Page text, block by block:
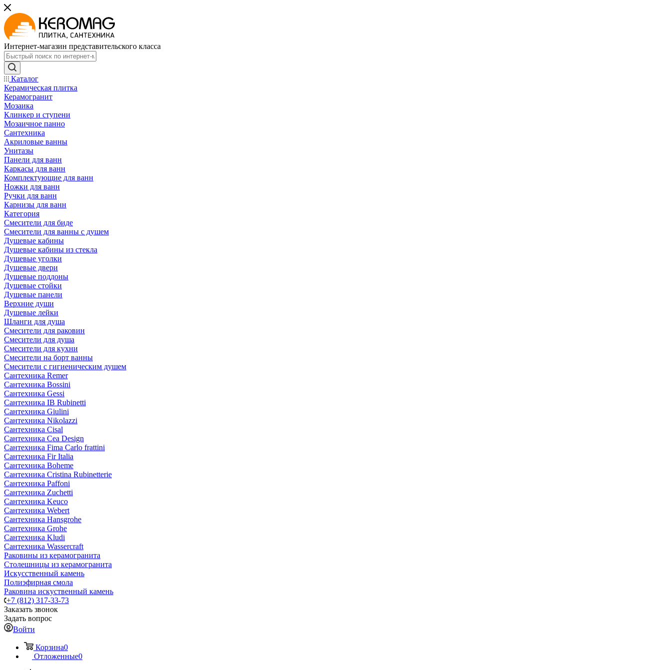
Интернет-магазин представительского класса
Каталог
Керамическая плитка
Керамогранит
Мозаика
Клинкер и ступени
Мозаичное панно
Сантехника
Акриловые ванны
Унитазы
Панели для ванн
Каркасы для ванн
Комплектующие для ванн
Ножки для ванн
Ручки для ванн
Карнизы для ванн
Категория
Смесители для биде
Смесители для ванны с душем
Душевые кабины
Душевые кабины из стекла
Душевые уголки
Душевые двери
Душевые поддоны
Душевые стойки
Душевые панели
Верхние души
Душевые лейки
Шланги для душа
Смесители для раковин
Смесители для душа
Смесители для кухни
Смесители на борт ванны
Смесители с гигиеническим душем
Сантехника Remer
Сантехника Bossini
Сантехника Gessi
Сантехника IB Rubinetti
Сантехника Giulini
Сантехника Nikolazzi
Сантехника Cisal
Сантехника Cea Design
Сантехника Fima Carlo frattini
Сантехника Fir Italia
Сантехника Boheme
Сантехника Cristina Rubinetterie
Сантехника Paffoni
Сантехника Zuchetti
Сантехника Keuco
Сантехника Webert
Сантехника Hansgrohe
Сантехника Grohe
Сантехника Kludi
Сантехника Wassercraft
Раковины из керамогранита
Столешницы из керамогранита
Искусственный камень
Полиэфирная смола
Раковина искуственный камень
+7 (812) 317-33-73
Заказать звонок
Задать вопрос
Войти
Корзина0
Отложенные0